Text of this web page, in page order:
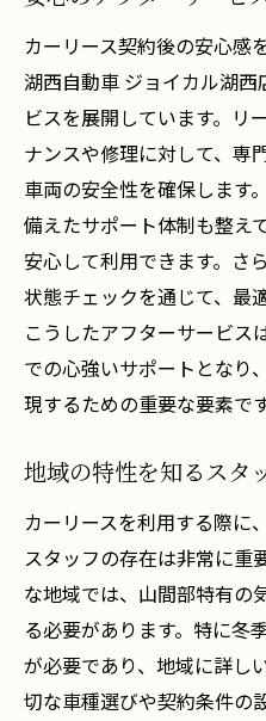
カーリース契約後の安心感
湖西自動車 ジョイカル湖
ビスを展開しています。リ
ナンスや修理に対して、専
車両の安全性を確保します
備えたサポート体制も整え
安心して利用できます。さ
状態チェックを通じて、最
こうしたアフターサービス
での心強いサポートとなり
現するための重要な要素です
地域の特性を知るスタ
カーリースを利用する際に
スタッフの存在は非常に重
な地域では、山間部特有の
る必要があります。特に冬
が必要であり、地域に詳し
切な車種選びや契約条件の